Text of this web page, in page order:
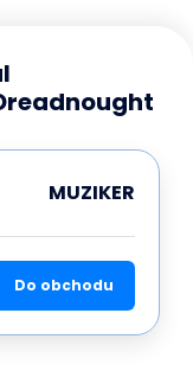
MUZIKER
Do obchodu